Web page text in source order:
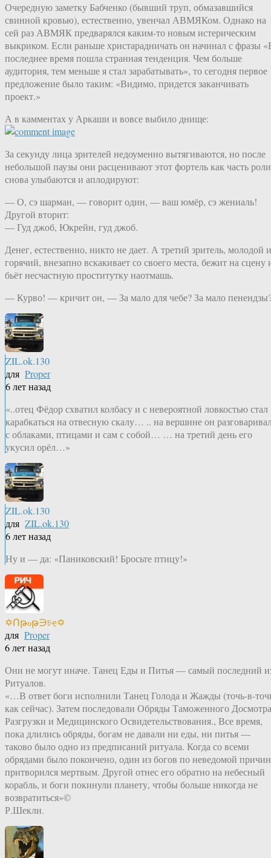
Очередную заметку Бабченко (бывший труп, обмазавшийся
свинной кровью), естественно, увенчал АВМЯКом. Однако на
сей раз АВМЯК предварялся каким-то новым истерическим
выкриком. Если раньше христарадничать он начинал с фразы
последнее время пошла странная тенденция. Чем больше
аудитория, тем меньше я стал зарабатывать», то сегодня первое
предложение было таким: «Видимо, придется заканчивать
проект.»
А в камментах у Аркаши и вовсе выбило днище:
За секунду лица зрителей недоуменно вытягиваются, но после
небольшой паузы они расценивают этот фортель как часть
снова улыбаются и аплодируют:
— О, сэ шарман, — говорит один, — ваш юмёр, сэ жениаль!
Другой вторит:
— Гуд джоб, Юкрейн, гуд джоб.
Денег, естественно, никто не дает. А третий зритель, молодой и
горячий, внезапно вскакивает со своего места, бежит на сцену
бьёт несчастную проститутку наотмашь.
— Курво! — кричит он, — За мало для чебе? За мало
ZIL.ok.130
для Proper
6 лет назад
«..отец Фёдор схватил колбасу и с невероятной ловкостью стал
карабкаться на отвесную скалу… .. на вершине он
с облаками, птицами и сам с собой… … на третий день его
укусил орёл…»
ZIL.ok.130
для ZIL.ok.130
6 лет назад
Ну и — да: «Паниковский! Бросьте птицу!»
✡Ոթℴթ∋চҿ✡
для Proper
6 лет назад
Они не могут иначе. Танец Еды и Питья — самый последний
Ритуалов.
«…В ответ боги исполнили Танец Голода и Жажды (точь-в-
как сейчас). Затем последовали Обряды Таможенного
Разгрузки и Медицинского Освидетельствования., Все время,
пока длились обряды, богам не давали ни еды, ни питья —
таково было одно из предписаний ритуала. Когда со всеми
обрядами было покончено, один из богов по неведомой
притворился мертвым. Другой отнес его обратно на небесный
корабль, и боги покинули планету, чтобы больше никогда не
возвратиться»©
Р.Шекли.